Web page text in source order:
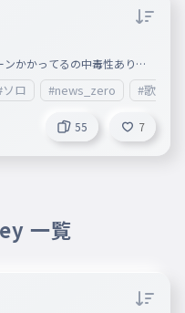
かかってるの中毒性ありす
ロ #news_zero #歌詞
55 7
一覧